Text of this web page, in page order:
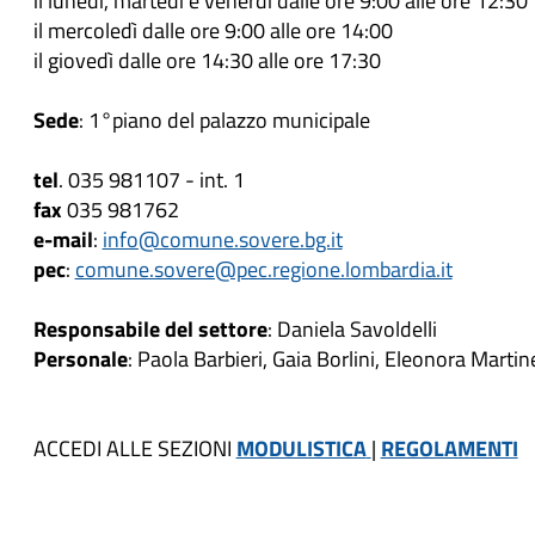
il mercoledì dalle ore 9:00 alle ore 14:00
il giovedì dalle ore 14:30 alle ore 17:30
Sede: 1°piano del palazzo municipale
tel. 035 981107 - int. 1
fax035 981762
e-mail: info@comune.sovere.bg.it
pec: comune.sovere@pec.regione.lombardia.it
Responsabile del settore: Daniela Savoldelli
Personale: Paola Barbieri, Gaia Borlini, Eleonora
ACCEDI ALLE SEZIONI MODULISTICA| REGOLAMENTI